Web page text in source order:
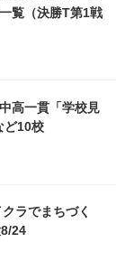
覧（決勝T第1戦
高一貫「学校見
ど10校
ラでまちづく
24